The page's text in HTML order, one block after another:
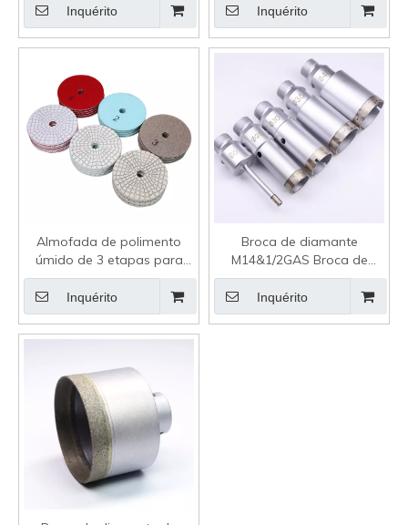
Inquérito Inquérito
Almofada de polimento
úmido de 3 etapas para
mármore de granito
Inquérito
Broca de diamante
M14&1/2GAS Broca de
cerâmica para telha de
porcelana
Inquérito